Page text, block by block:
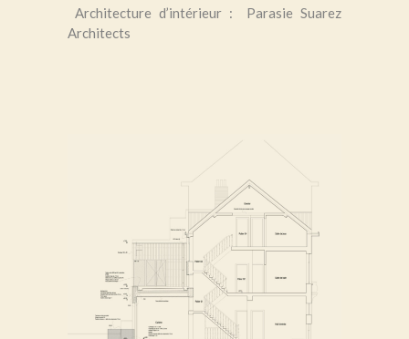
Architecture d’intérieur : Parasie Suarez
Architects